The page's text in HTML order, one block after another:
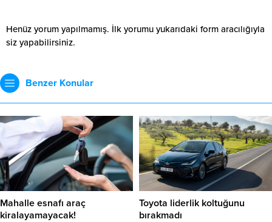
Henüz yorum yapılmamış. İlk yorumu yukarıdaki form aracılığıyla
siz yapabilirsiniz.
Benzer Konular
Mahalle esnafı araç
kiralayamayacak!
Toyota liderlik koltuğunu
bırakmadı